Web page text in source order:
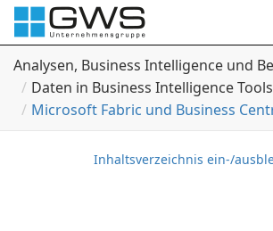
Analysen, Business Intelligence und
Daten in Business Intelligence
Microsoft Fabric und Business
Inhaltsverzeichnis ein-/